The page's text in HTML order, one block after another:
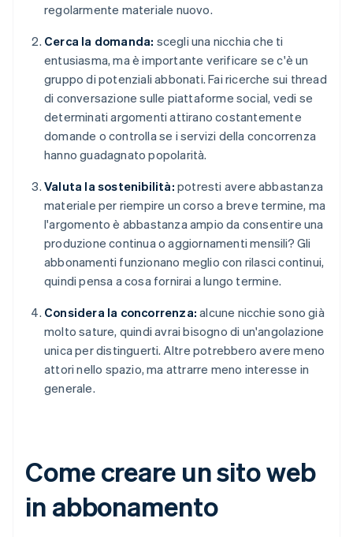
regolarmente materiale nuovo.
Cerca la domanda: scegli una nicchia che ti
entusiasma, ma è importante verificare se c'è un
gruppo di potenziali abbonati. Fai ricerche sui thread
di conversazione sulle piattaforme social, vedi se
determinati argomenti attirano costantemente
domande o controlla se i servizi della concorrenza
hanno guadagnato popolarità.
Valuta la sostenibilità: potresti avere abbastanza
materiale per riempire un corso a breve termine, ma
l'argomento è abbastanza ampio da consentire una
produzione continua o aggiornamenti mensili? Gli
abbonamenti funzionano meglio con rilasci continui,
quindi pensa a cosa fornirai a lungo termine.
Considera la concorrenza: alcune nicchie sono già
molto sature, quindi avrai bisogno di un'angolazione
unica per distinguerti. Altre potrebbero avere meno
attori nello spazio, ma attrarre meno interesse in
generale.
Come creare un sito web
in abbonamento